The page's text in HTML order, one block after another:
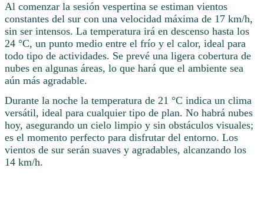
Al comenzar la sesión vespertina se estiman vientos
constantes del sur con una velocidad máxima de 17 km/h,
sin ser intensos. La temperatura irá en descenso hasta los
24 °C, un punto medio entre el frío y el calor, ideal para
todo tipo de actividades. Se prevé una ligera cobertura de
nubes en algunas áreas, lo que hará que el ambiente sea
aún más agradable.
Durante la noche la temperatura de 21 °C indica un clima
versátil, ideal para cualquier tipo de plan. No habrá nubes
hoy, asegurando un cielo limpio y sin obstáculos visuales;
es el momento perfecto para disfrutar del entorno. Los
vientos de sur serán suaves y agradables, alcanzando los
14 km/h.